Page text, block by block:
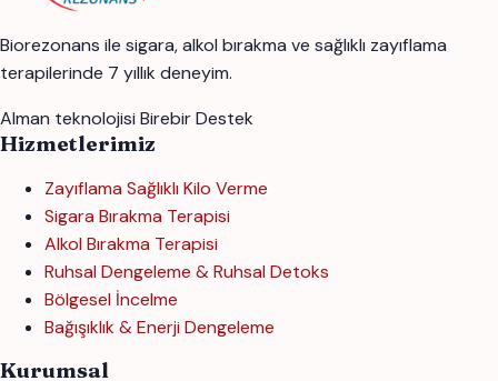
Biorezonans ile sigara, alkol bırakma ve sağlıklı zayıflama
terapilerinde 7 yıllık deneyim.
Alman teknolojisi Birebir Destek
Hizmetlerimiz
Zayıflama Sağlıklı Kilo Verme
Sigara Bırakma Terapisi
Alkol Bırakma Terapisi
Ruhsal Dengeleme & Ruhsal Detoks
Bölgesel İncelme
Bağışıklık & Enerji Dengeleme
Kurumsal